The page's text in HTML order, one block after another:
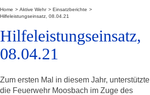
Home Aktive Wehr
Einsatzberichte
Hilfeleistungseinsatz, 08.04.21
Hilfeleistungseinsatz,
08.04.21
Zum ersten Mal in diesem Jahr, unterstützte
die Feuerwehr Moosbach im Zuge des